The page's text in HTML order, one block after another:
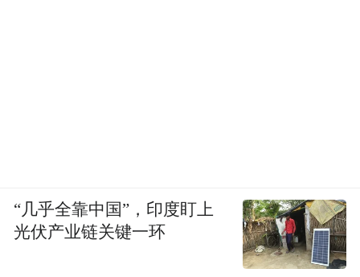
“几乎全靠中国”，印度盯上
光伏产业链关键一环